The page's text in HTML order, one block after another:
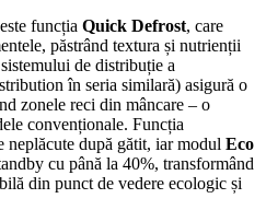
funcția Quick Defrost, care
păstrând textura și nutrienții
de distribuție a
în seria similară) asigură o
zonele reci din mâncare – o
convenționale. Funcția
neplăcute după gătit, iar modul Eco
cu până la 40%, transformând
din punct de vedere ecologic și